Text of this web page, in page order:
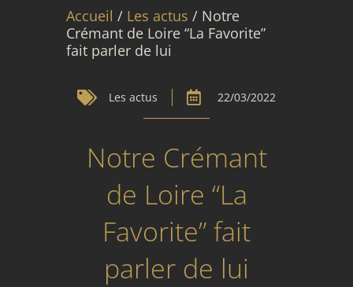
Accueil / Les actus / Notre
Crémant de Loire “La Favorite”
fait parler de lui
Les actus 22/03/2022
Notre Crémant
de Loire “La
Favorite” fait
parler de lui